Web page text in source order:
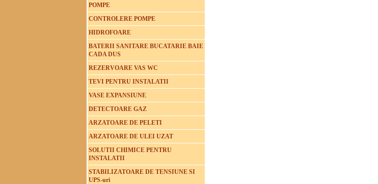
POMPE
CONTROLERE POMPE
HIDROFOARE
BATERII SANITARE BUCATARIE BAIE
CADA DUS
REZERVOARE VAS WC
TEVI PENTRU INSTALATII
VASE EXPANSIUNE
DETECTOARE GAZ
ARZATOARE DE PELETI
ARZATOARE DE ULEI UZAT
SOLUTII CHIMICE PENTRU
INSTALATII
STABILIZATOARE DE TENSIUNE SI
UPS-uri